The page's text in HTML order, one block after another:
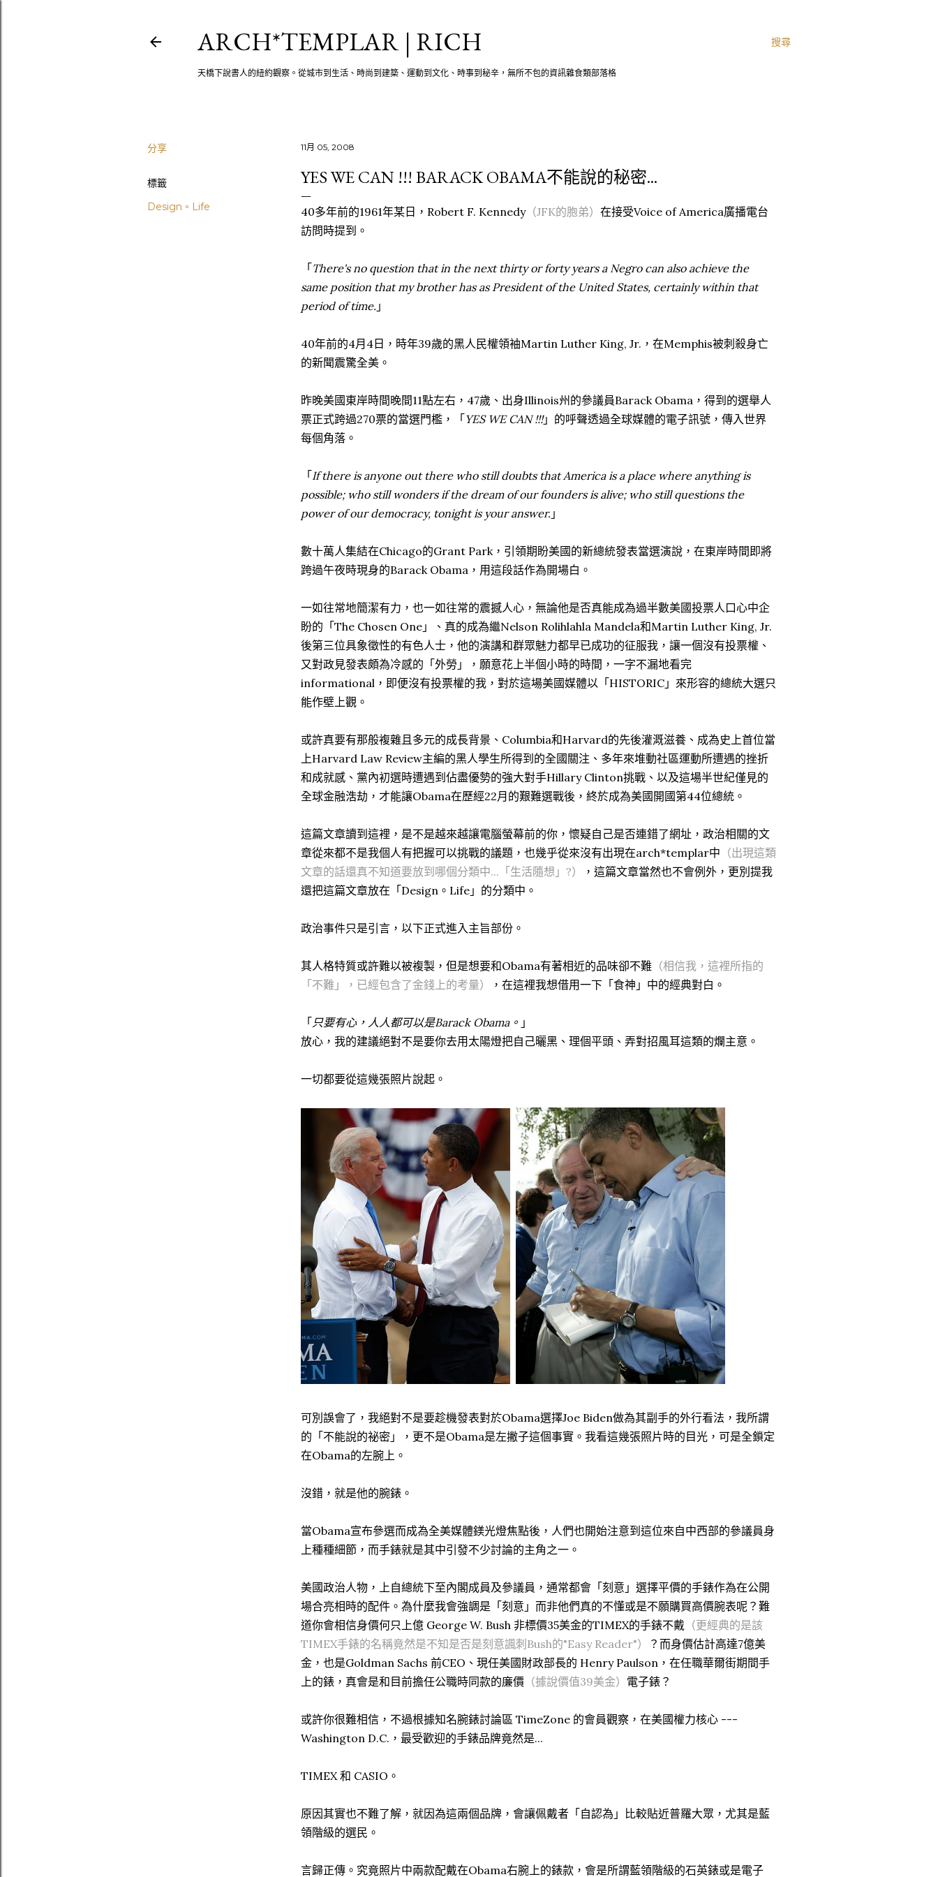
搜尋
ARCH*TEMPLAR | RICH
天橋下說書人的紐約觀察。從城市到生活、時尚到建築、運動到文化、時事到秘辛，無所不包的資訊雜食類部落格
分享
標籤
Design。Life
11月 05, 2008
YES WE CAN !!! BARACK OBAMA不能說的秘密...
40多年前的1961年某日，Robert F. Kennedy（JFK的胞弟） 在接受Voice of America廣播電台
訪問時提到。
「There's no question that in the next thirty or forty years a Negro can also achieve the
same position that my brother has as President of the United States, certainly within that
period of time. 」
40年前的4月4日，時年39歲的黑人民權領袖Martin Luther King, Jr.，在Memphis被刺殺身亡
的新聞震驚全美。
昨晚美國東岸時間晚間11點左右，47歲、出身Illinois州的參議員Barack Obama，得到的選舉人
票正式跨過270票的當選門檻，「YES WE CAN !!!」的呼聲透過全球媒體的電子訊號，傳入世界
每個角落。
「If there is anyone out there who still doubts that America is a place where anything is
possible; who still wonders if the dream of our founders is alive; who still questions the
power of our democracy, tonight is your answer. 」
數十萬人集結在Chicago的Grant Park，引領期盼美國的新總統發表當選演說，在東岸時間即將
跨過午夜時現身的Barack Obama，用這段話作為開場白。
一如往常地簡潔有力，也一如往常的震撼人心，無論他是否真能成為過半數美國投票人口心中企
盼的「The Chosen One」、真的成為繼Nelson Rolihlahla Mandela和Martin Luther King, Jr.
後第三位具象徵性的有色人士，他的演講和群眾魅力都早已成功的征服我，讓一個沒有投票權、
又對政見發表頗為冷感的「外勞」，願意花上半個小時的時間，一字不漏地看完
informational，即便沒有投票權的我，對於這場美國媒體以「HISTORIC」來形容的總統大選只
能作壁上觀。
或許真要有那般複雜且多元的成長背景、Columbia和Harvard的先後灌溉滋養、成為史上首位當
上Harvard Law Review主編的黑人學生所得到的全國關注、多年來堆動社區運動所遭遇的挫折
和成就感、黨內初選時遭遇到佔盡優勢的強大對手Hillary Clinton挑戰、以及這場半世紀僅見的
全球金融浩劫，才能讓Obama在歷經22月的艱難選戰後，終於成為美國開國第44位總統。
這篇文章讀到這裡，是不是越來越讓電腦螢幕前的你，懷疑自己是否連錯了網址，政治相關的文
章從來都不是我個人有把握可以挑戰的議題，也幾乎從來沒有出現在arch*templar中 （出現這類
文章的話還真不知道要放到哪個分類中...「生活隨想」?）
，這篇文章當然也不會例外，更別提我
還把這篇文章放在「Design。Life」的分類中。
政治事件只是引言，以下正式進入主旨部份。
其人格特質或許難以被複製，但是想要和Obama有著相近的品味卻不難 （相信我， 這裡所指的
「不難」，已經包含了金錢上的考量）
，在這裡我想借用一下「食神」中的經典對白。
「只要有心，人人都可以是Barack Obama。 」
放心，我的建議絕對不是要你去用太陽燈把自己曬黑、理個平頭、弄對招風耳這類的爛主意。
一切都要從這幾張照片說起。
可別誤會了，我絕對不是要趁機發表對於Obama選擇Joe Biden做為其副手的外行看法，我所謂
的「不能說的祕密」，更不是Obama是左撇子這個事實。我看這幾張照片時的目光，可是全鎖定
在Obama的左腕上。
沒錯，就是他的腕錶。
當Obama宣布參選而成為全美媒體鎂光燈焦點後，人們也開始注意到這位來自中西部的參議員身
上種種細節，而手錶就是其中引發不少討論的主角之一。
美國政治人物，上自總統下至內閣成員及參議員，通常都會「刻意」選擇平價的手錶作為在公開
場合亮相時的配件。為什麼我會強調是「刻意」而非他們真的不懂或是不願購買高價腕表呢？難
道你會相信身價何只上億 George W. Bush 非標價35美金的TIMEX的手錶不戴 （更經典的是該
TIMEX手錶的名稱竟然是不知是否是刻意諷刺Bush的"Easy Reader"）
？而身價估計高達7億美
金，也是Goldman Sachs 前CEO、現任美國財政部長的 Henry Paulson，在任職華爾街期間手
上的錶，真會是和目前擔任公職時同款的廉價 （據說價值39美金） 電子錶？
或許你很難相信，不過根據知名腕錶討論區 TimeZone 的會員觀察，在美國權力核心 ---
Washington D.C.，最受歡迎的手錶品牌竟然是...
TIMEX 和 CASIO。
原因其實也不難了解，就因為這兩個品牌，會讓佩戴者「自認為」比較貼近普羅大眾，尤其是藍
領階級的選民。
言歸正傳。究竟照片中兩款配戴在Obama右腕上的錶款，會是所謂藍領階級的石英錶或是電子